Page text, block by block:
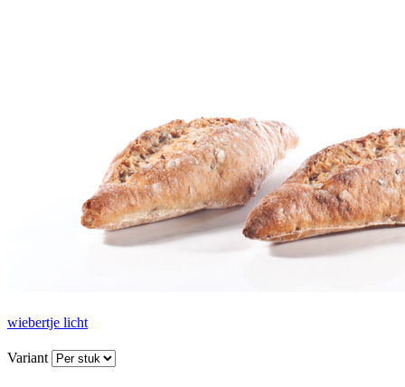
wiebertje licht
Variant